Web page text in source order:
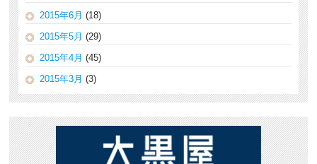
2015年6月 (18)
2015年5月 (29)
2015年4月 (45)
2015年3月 (3)